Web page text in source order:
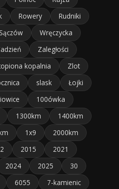
Rowery
Rudniki
Sączów
Wręczycka
Zaległości
kopalnia
Zlot
slask
Łojki
100ówka
1300km
1400km
1x9
2000km
2015
2021
2024 2025
30
6055
7-kamienic